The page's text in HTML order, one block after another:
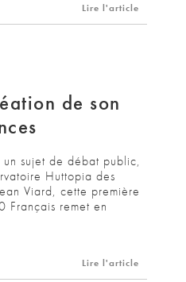
Lire l'article
de son
sujet de débat public,
Huttopia des
Viard, cette première
Français remet en
Lire l'article